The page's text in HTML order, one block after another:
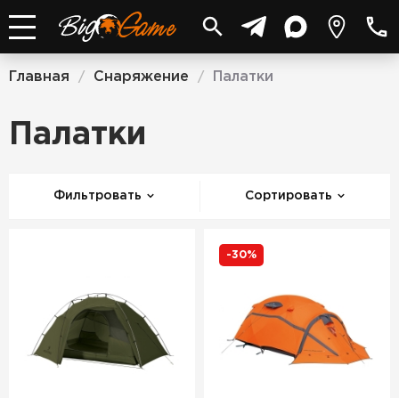
Главная / Снаряжение / Палатки
Палатки
Фильтровать Сортировать
-30%